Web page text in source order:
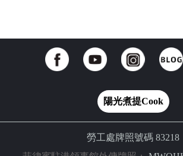
陽光煮提Cook
勞工處牌照號碼 83218